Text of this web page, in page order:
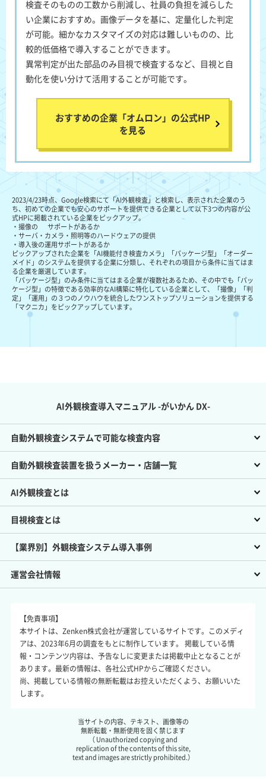
検査そのものの工数から削減し、社員の負担を減らした
い企業におすすめ。画像データを基に、定量化した判定
が可能。細かなカスタマイズの対応は難しいものの、比
較的低価格で導入することができます。
異常判定が出た部品のみ目視で検査するなど、目視と自
動化を使い分けて活用することが可能です。
おすすめの企業「オムロン」の公式HP
を見る
2023/4/23時点、Google検索にて「AI外観検査」と検索し、表示された企業のう
ち、初めての企業でも安心のサポートを提供できる企業として以下3つの内容が公
式HPに掲載されている企業をピックアップ。
・撮像の サポートがあるか
・サーバ・カメラ・照明等のハードウェアの提供
・導入後の運用サポートがあるか
ピックアップされた企業を「AI機能付き検査カメラ」「パッケージ型」「オーダー
メイド」のシステムを提供する企業に分類し、それぞれの項目から条件に当てはま
る企業を厳選しています。
「パッケージ型」のみ条件に当てはまる企業が複数社あるため、その中でも「パッ
ケージ型」の特徴である効率的なAI構築に特化している企業として、「撮像」「判
定」「運用」の３つのノウハウを統合したワンストップソリューションを提供する
「マクニカ」をピックアップしています。
AI外観検査導入マニュアル -がいかん DX-
自動外観検査システムで可能な検査内容
自動外観検査装置を扱うメーカー・店舗一覧
AI外観検査とは
目視検査とは
【業界別】外観検査システム導入事例
運営会社情報
【免責事項】
本サイトは、Zenken株式会社が運営しているサイトです。このメディ
アは、2023年6月の調査をもとに制作しています。 掲載している情
報・コンテンツ内容は、予告なしに変更または掲載中止となることが
あります。最新の情報は、各社公式HPからご確認ください。
尚、掲載している情報の無断転載はお控えいただくよう、お願いいた
します。
当サイトの内容、テキスト、画像等の
無断転載・無断使用を固く禁じます
（ Unauthorized copying and
replication of the contents of this site,
text and images are strictly prohibited.）